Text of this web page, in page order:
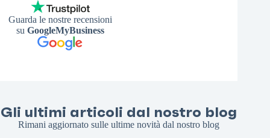
Guarda le nostre recensioni
su GoogleMyBusiness
Gli ultimi articoli dal nostro blog
Rimani aggiornato sulle ultime novità dal nostro blog